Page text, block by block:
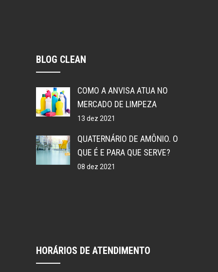
BLOG CLEAN
COMO A ANVISA ATUA NO
MERCADO DE LIMPEZA
13 dez 2021
QUATERNÁRIO DE AMÔNIO. O
QUE É E PARA QUE SERVE?
08 dez 2021
HORÁRIOS DE ATENDIMENTO